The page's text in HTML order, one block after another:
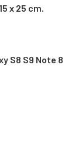
x 25 cm.
S8 S9 Note 8